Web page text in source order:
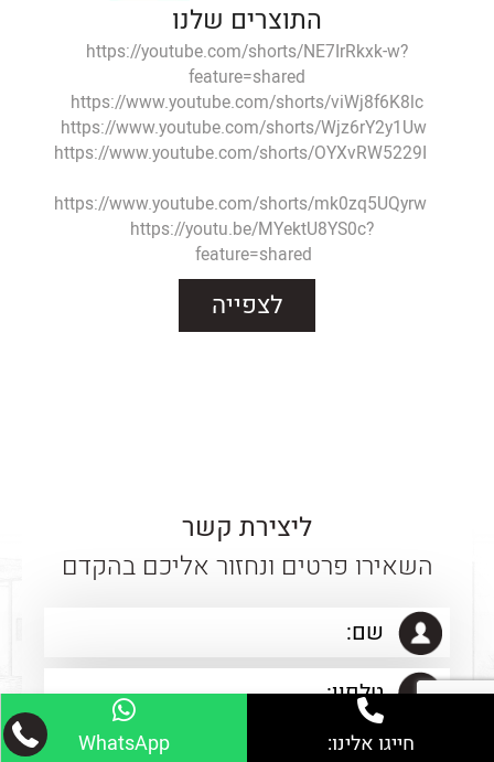
התוצרים שלנו
https://youtube.com/shorts/NE7IrRkxk-w?
feature=shared
https://www.youtube.com/shorts/viWj8f6K8lc
https://www.youtube.com/shorts/Wjz6rY2y1Uw
https://www.youtube.com/shorts/OYXvRW5229I
https://www.youtube.com/shorts/mk0zq5UQyrw
https://youtu.be/MYektU8YS0c?
feature=shared
לצפייה
ליצירת קשר
השאירו פרטים ונחזור אליכם בהקדם
חייגו אלינו: WhatsApp